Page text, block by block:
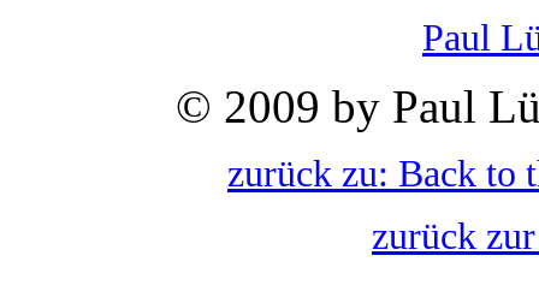
Paul
© 2009 by Paul
zurück zu: Back to
zurück